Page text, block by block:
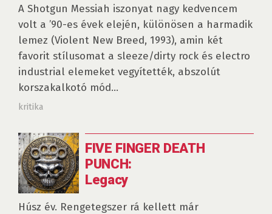
A Shotgun Messiah iszonyat nagy kedvencem
volt a ’90-es évek elején, különösen a harmadik
lemez (Violent New Breed, 1993), amin két
favorit stílusomat a sleeze/dirty rock és electro
industrial elemeket vegyítették, abszolút
korszakalkotó mód...
kritika
FIVE FINGER DEATH
PUNCH:
Legacy
Húsz év. Rengetegszer rá kellett már